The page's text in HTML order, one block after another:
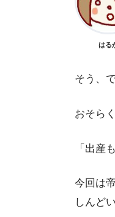
はる
そう、
おそら
「出産
今回は
しんど